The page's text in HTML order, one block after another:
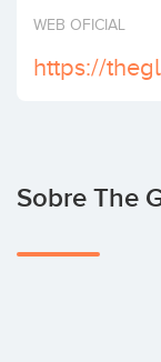
Invertir
WEB OFICIAL
https://
Sobre The